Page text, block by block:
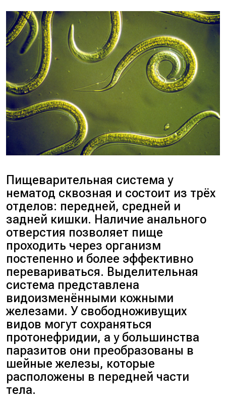
Пищеварительная система у
нематод сквозная и состоит из трёх
отделов: передней, средней и
задней кишки. Наличие анального
отверстия позволяет пище
проходить через организм
постепенно и более эффективно
перевариваться. Выделительная
система представлена
видоизменёнными кожными
железами. У свободноживущих
видов могут сохраняться
протонефридии, а у большинства
паразитов они преобразованы в
шейные железы, которые
расположены в передней части
тела.